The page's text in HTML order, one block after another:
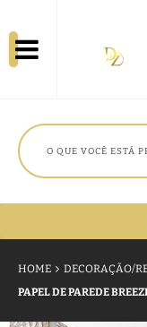
HOME DECORAÇÃO/
PAPEL DE PAREDE